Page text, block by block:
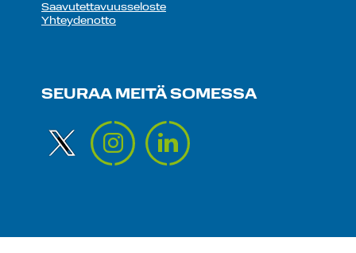
Saavutettavuusseloste
Yhteydenotto
SEURAA MEITÄ SOMESSA